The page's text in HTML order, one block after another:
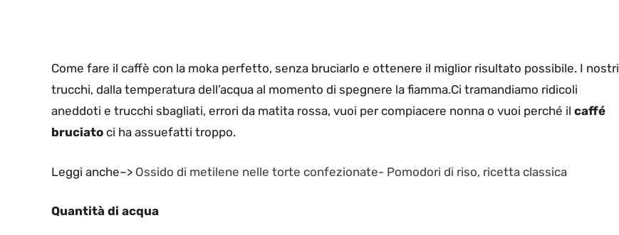
Come fare il caffè con la moka perfetto, senza bruciarlo e ottenere il miglior risultato possibile. I nostri
trucchi, dalla temperatura dell’acqua al momento di spegnere la fiamma.Ci tramandiamo ridicoli
aneddoti e trucchi sbagliati, errori da matita rossa, vuoi per compiacere nonna o vuoi perché il caffé
bruciato ci ha assuefatti troppo.
Leggi anche–> Ossido di metilene nelle torte confezionate- Pomodori di riso, ricetta classica
Quantità di acqua